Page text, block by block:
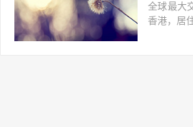
全球最大
香港，居